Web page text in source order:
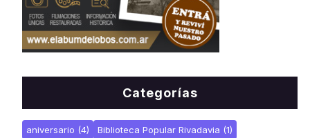
Categorías
aniversario (4) Biblioteca Popular Rivadavia (1)